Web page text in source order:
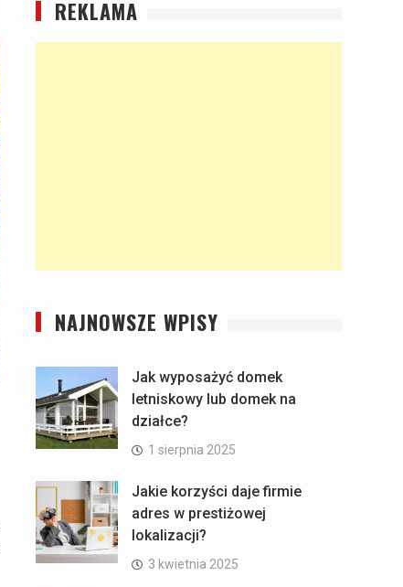
REKLAMA
NAJNOWSZE WPISY
Jak wyposażyć domek
letniskowy lub domek na
działce?
1 sierpnia 2025
Jakie korzyści daje firmie
adres w prestiżowej
lokalizacji?
3 kwietnia 2025